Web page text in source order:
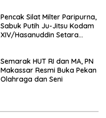
Pencak Silat Milter Paripurna,
Sabuk Putih Ju-Jitsu Kodam
XIV/Hasanuddin Setara
Semarak HUT RI dan MA, PN
Makassar Resmi Buka Pekan
Olahraga dan Seni